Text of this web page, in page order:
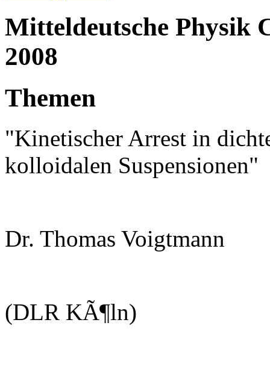
Mitteldeutsche Physik
2008
Themen
"Kinetischer Arrest in
kolloidalen Suspensionen"
Dr. Thomas Voigtmann
(DLR KÃ¶ln)